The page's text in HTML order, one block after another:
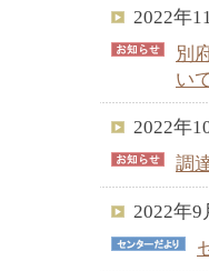
2022年
別
い
2022年
調
2022年9